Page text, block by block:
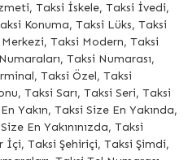
Taksi İskele, Taksi İvedi,
Konuma, Taksi Lüks, Taksi
Taksi Modern, Taksi
Taksi Numarası,
Taksi Özel, Taksi
Taksi Sarı, Taksi Seri, Taksi
Yakın, Taksi Size En Yakında,
En Yakınınızda, Taksi
İçi, Taksi Şehiriçi, Taksi Şimdi,